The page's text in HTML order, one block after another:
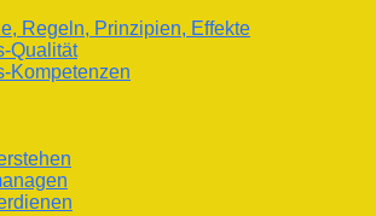
Regeln, Prinzipien, Effekte
Qualität
Kompetenzen